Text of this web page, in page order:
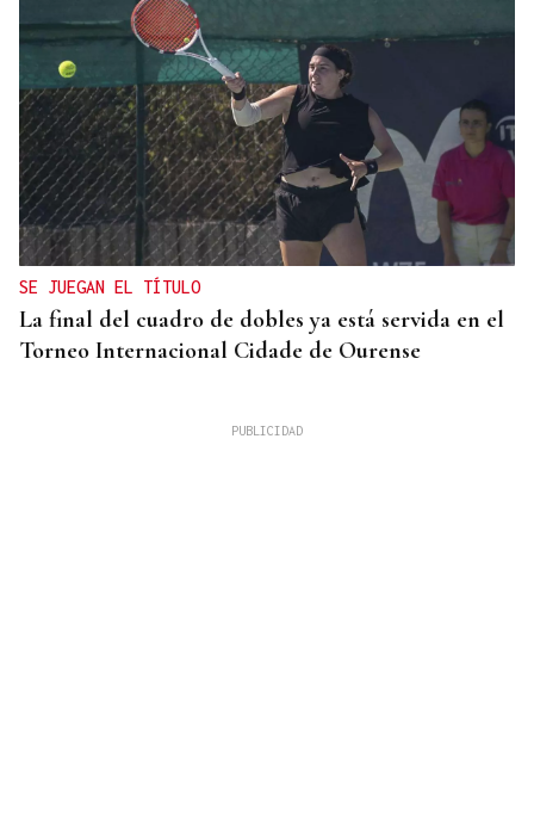
SE JUEGAN EL TÍTULO
La final del cuadro de dobles ya está servida en el
Torneo Internacional Cidade de Ourense